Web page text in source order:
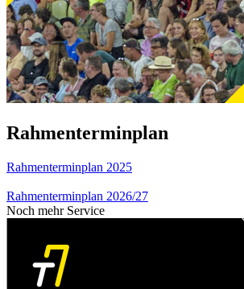
Rahmenterminplan
Rahmenterminplan 2025
Rahmenterminplan 2026/27
Noch mehr Service